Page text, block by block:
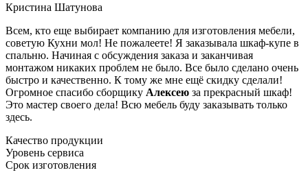
Кристина Шатунова
Всем, кто еще выбирает компанию для изготовления мебели,
советую Кухни мол! Не пожалеете! Я заказывала шкаф-купе в
спальню. Начиная с обсуждения заказа и заканчивая
монтажом никаких проблем не было. Все было сделано очень
быстро и качественно. К тому же мне ещё скидку сделали!
Огромное спасибо сборщику Алексею за прекрасный шкаф!
Это мастер своего дела! Всю мебель буду заказывать только
здесь.
Качество продукции
Уровень сервиса
Срок изготовления